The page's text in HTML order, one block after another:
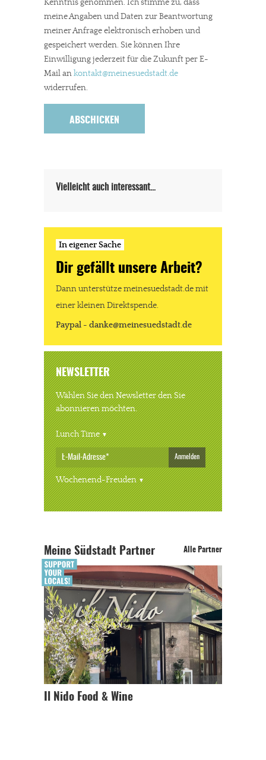
In eigener Sache
Dir gefällt unsere Arbeit?
meinesuedstadt.de finanziert sich durch Partnerprofile und
Werbung. Beide Einnahmequellen sind in den letzten Monaten
kannst Du uns mit einer kleinen Spende unterstützen.
JETZT SPENDEN Schon erledigt!
Kenntnis genommen. Ich stimme zu, dass
meine Angaben und Daten zur Beantwortung
meiner Anfrage elektronisch erhoben und
gespeichert werden. Sie können Ihre
Einwilligung jederzeit für die Zukunft per E-
Mail ankontakt@meinesuedstadt.de
widerrufen.
Vielleicht auch interessant…
In eigener Sache
Dir gefällt unsere Arbeit?
Dann unterstütze meinesuedstadt.de mit
einer kleinen Direktspende.
Paypal - danke@meinesuedstadt.de
NEWSLETTER
Wählen Sie den Newsletter den Sie
abonnieren möchten.
Lunch Time
Anmelden
Wochenend-Freuden
Meine Südstadt Partner Alle Partner
Il Nido Food & Wine